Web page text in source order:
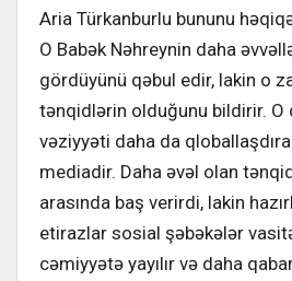
Aria Türkanburlu bununu
O Babək Nəhreynin daha
gördüyünü qəbul edir, lakin o
tənqidlərin olduğunu bildirir. O
vəziyyəti daha da
mediadir. Daha əvəl olan
arasında baş verirdi, lakin
etirazlar sosial şəbəkələr
cəmiyyətə yayılır və daha